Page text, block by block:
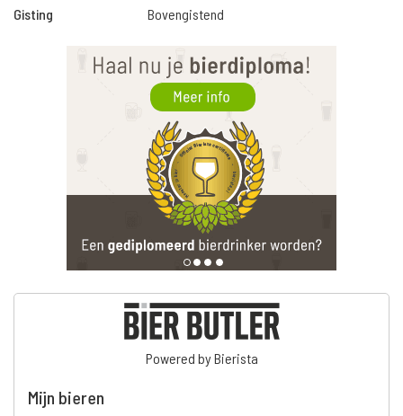
Gisting
Bovengistend
Powered by Bierista
Mijn bieren